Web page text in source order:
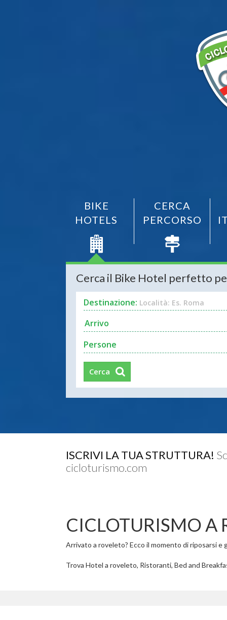
BIKE
HOTELS
CERCA
PERCORSO
Cerca il Bike Hotel perfetto
Destinazione: Località: Es. Roma
Persone
Cerca
ISCRIVI LA TUA STRUTTURA!
cicloturismo.com
CICLOTURISMO A
Arrivato a roveleto? Ecco il momento di riposarsi e
Trova Hotel a roveleto, Ristoranti, Bed and